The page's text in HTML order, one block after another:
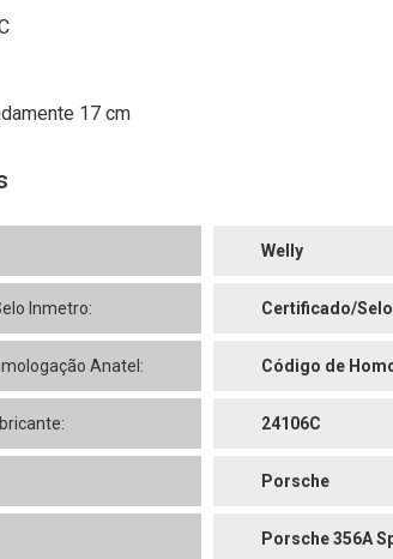
17 cm
Welly
Inmetro: Certificado/
Anatel: Código de
24106C
Porsche
Porsche 356A